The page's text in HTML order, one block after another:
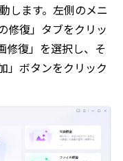
します。左側のメニ
修復」タブをクリッ
修復」を選択し、そ
」ボタンをクリック